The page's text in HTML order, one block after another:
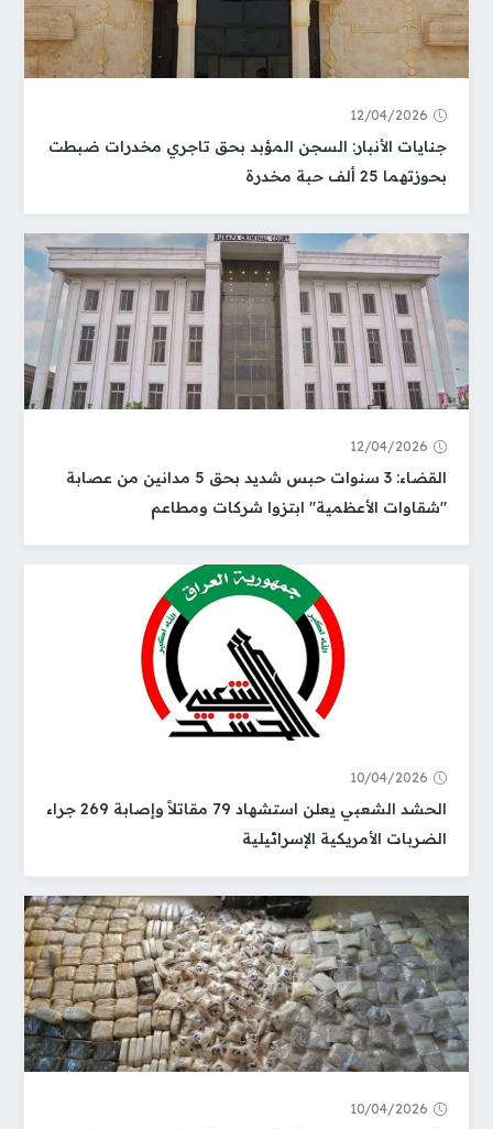
12/04/2026
جنايات الأنبار: السجن المؤبد بحق تاجري مخدرات ضبطت
بحوزتهما 25 ألف حبة مخدرة
12/04/2026
القضاء: 3 سنوات حبس شديد بحق 5 مدانين من عصابة
"شقاوات الأعظمية" ابتزوا شركات ومطاعم
10/04/2026
الحشد الشعبي يعلن استشهاد 79 مقاتلاً وإصابة 269 جراء
الضربات الأمريكية الإسرائيلية
10/04/2026